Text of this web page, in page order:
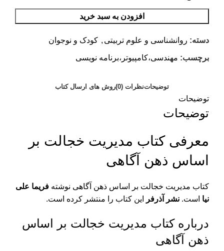
افزودن به سبد خرید
دسته: روانشناسی و علوم تربیتی , کودک و نوجوان
برچسب: مهندسی،کامپیوتر،برنامه نویسی
توضیحاتنظرات (0) روش های ارسال کتاب
توضیحات
توضیحات
معرفی کتاب مدیریت خجالت بر
اساس ذهن آگاهی
کتاب مدیریت خجالت بر اساس ذهن آگاهی نوشته فریما علی
نیا است. نشر آذرفر این کتاب را منتشر کرده است.
درباره کتاب مدیریت خجالت بر اساس
ذهن آگاهی